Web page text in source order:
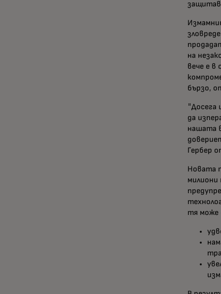
на
вече е в
бързо,
"Досега
да
нашата
Гербер
Новата
тя може